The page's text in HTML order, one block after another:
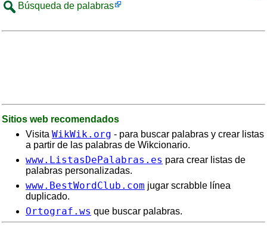
Búsqueda de palabras
Sitios web recomendados
Visita WikWik.org - para buscar palabras y crear listas
a partir de las palabras de Wikcionario.
www.ListasDePalabras.es para crear listas de
palabras personalizadas.
www.BestWordClub.com jugar scrabble línea
duplicado.
Ortograf.ws que buscar palabras.